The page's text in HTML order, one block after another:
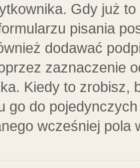
Gdy już
pisania
dodawać
zaznaczenie
Kiedy to zrobisz,
go do
wcześniej pola